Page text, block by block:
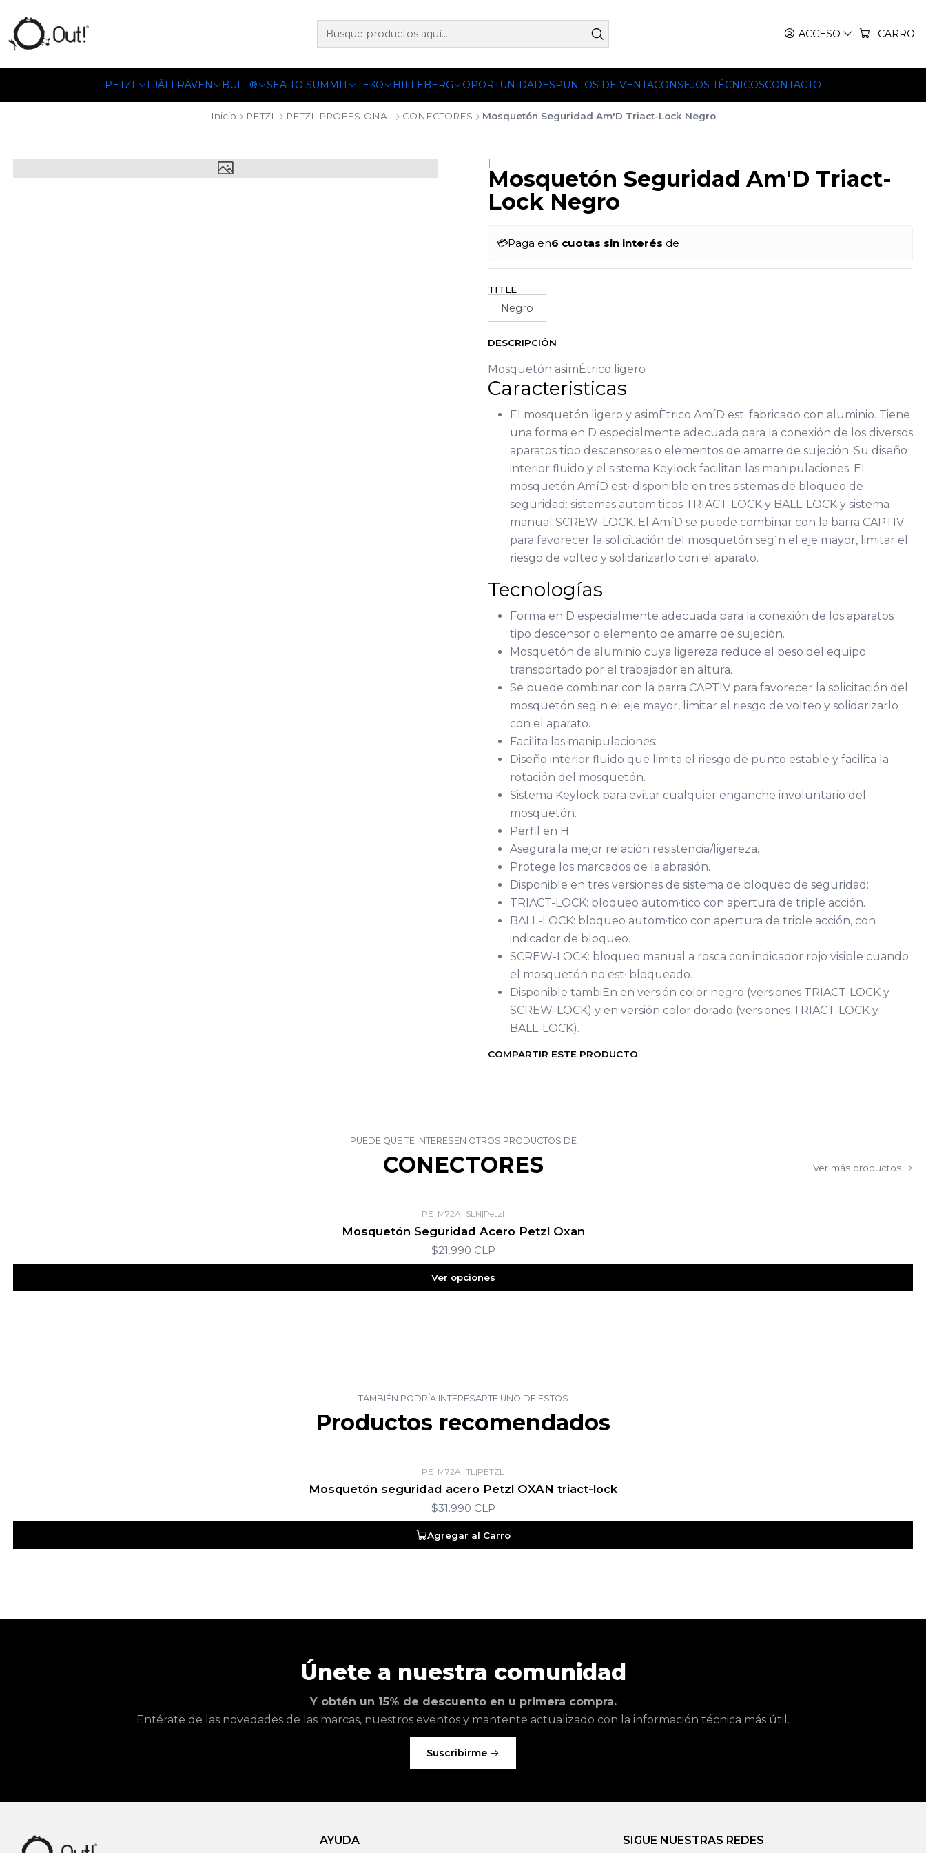
ACCESO CARRO
PETZL FJÄLLRÄVEN BUFF® SEA TO SUMMIT TEKO HILLEBERG OPORTUNIDADESPUNTOS DE VENTACONSEJOS TÉCNICOSCONTACTO
Inicio PETZL PETZL PROFESIONAL CONECTORES Mosquetón Seguridad Am'D Triact-Lock Negro
|
Mosquetón Seguridad Am'D Triact-
Lock Negro
💳Paga en6 cuotas sin interés de
TITLE
Negro
DESCRIPCIÓN
Mosquetón asimÈtrico ligero
Caracteristicas
El mosquetón ligero y asimÈtrico AmíD est· fabricado con aluminio. Tiene
una forma en D especialmente adecuada para la conexión de los diversos
aparatos tipo descensores o elementos de amarre de sujeción. Su diseño
interior fluido y el sistema Keylock facilitan las manipulaciones. El
mosquetón AmíD est· disponible en tres sistemas de bloqueo de
seguridad: sistemas autom·ticos TRIACT-LOCK y BALL-LOCK y sistema
manual SCREW-LOCK. El AmíD se puede combinar con la barra CAPTIV
para favorecer la solicitación del mosquetón seg˙n el eje mayor, limitar el
riesgo de volteo y solidarizarlo con el aparato.
Tecnologías
Forma en D especialmente adecuada para la conexión de los aparatos
tipo descensor o elemento de amarre de sujeción.
Mosquetón de aluminio cuya ligereza reduce el peso del equipo
transportado por el trabajador en altura.
Se puede combinar con la barra CAPTIV para favorecer la solicitación del
mosquetón seg˙n el eje mayor, limitar el riesgo de volteo y solidarizarlo
con el aparato.
Facilita las manipulaciones:
Diseño interior fluido que limita el riesgo de punto estable y facilita la
rotación del mosquetón.
Sistema Keylock para evitar cualquier enganche involuntario del
mosquetón.
Perfil en H:
Asegura la mejor relación resistencia/ligereza.
Protege los marcados de la abrasión.
Disponible en tres versiones de sistema de bloqueo de seguridad:
TRIACT-LOCK: bloqueo autom·tico con apertura de triple acción.
BALL-LOCK: bloqueo autom·tico con apertura de triple acción, con
indicador de bloqueo.
SCREW-LOCK: bloqueo manual a rosca con indicador rojo visible cuando
el mosquetón no est· bloqueado.
Disponible tambiÈn en versión color negro (versiones TRIACT-LOCK y
SCREW-LOCK) y en versión color dorado (versiones TRIACT-LOCK y
BALL-LOCK).
COMPARTIR ESTE PRODUCTO
PUEDE QUE TE INTERESEN OTROS PRODUCTOS DE
CONECTORES Ver más productos
PE_M72A_SLN|Petzl
Mosquetón Seguridad Acero Petzl Oxan
$21.990 CLP
Ver opciones
TAMBIÉN PODRÍA INTERESARTE UNO DE ESTOS
Productos recomendados
PE_M72A_TL |PETZL
Mosquetón seguridad acero Petzl OXAN triact-lock
$31.990 CLP
Agregar al Carro
Únete a nuestra comunidad
Y obtén un 15% de descuento en u primera compra.
Entérate de las novedades de las marcas, nuestros eventos y mantente actualizado con la información técnica más útil.
Suscribirme
AYUDA SIGUE NUESTRAS REDES